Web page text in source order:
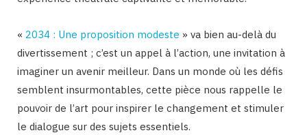
« 2034 : Une proposition modeste » va bien au-delà du
divertissement ; c’est un appel à l’action, une invitation à
imaginer un avenir meilleur. Dans un monde où les défis
semblent insurmontables, cette pièce nous rappelle le
pouvoir de l’art pour inspirer le changement et stimuler
le dialogue sur des sujets essentiels.